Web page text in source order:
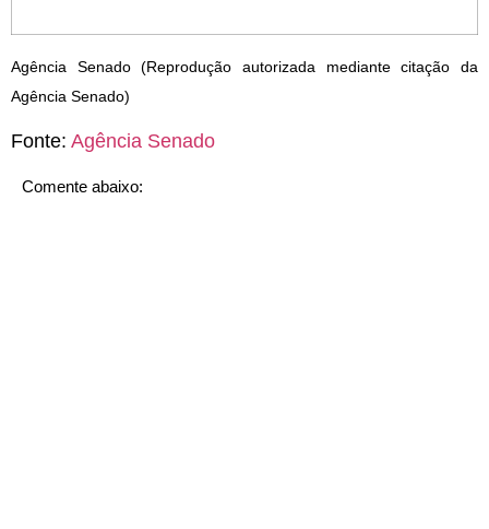
Agência Senado (Reprodução autorizada mediante citação da
Agência Senado)
Fonte: Agência Senado
Comente abaixo: